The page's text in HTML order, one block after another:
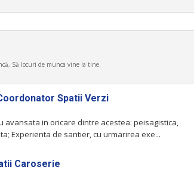
Să locuri de munca vine la tine.
Spatii Verzi
avansata in oricare dintre acestea: peisagistica,
Experienta dе santier, cu urmarirea exe...
Caroserie